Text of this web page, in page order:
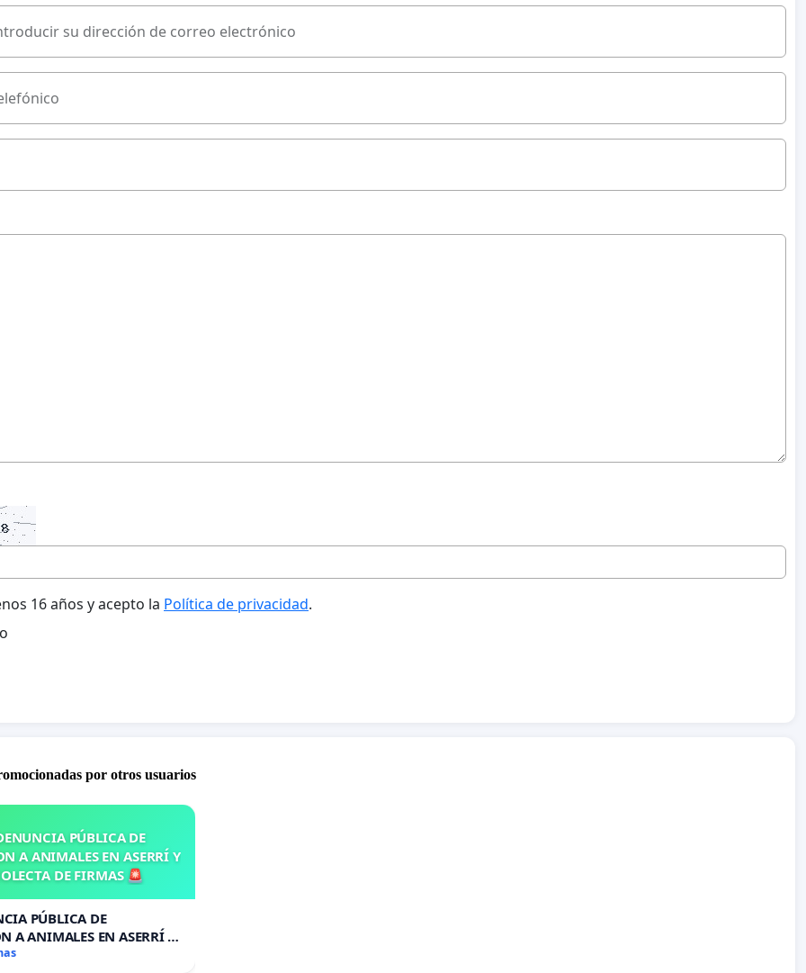
su dirección de correo electrónico
16 años y acepto la Política de privacidad.
por otros usuarios
PÚBLICA DE
A ANIMALES EN ASERRÍ Y
DE FIRMAS 🚨
PÚBLICA DE
A ANIMALES EN ASERRÍ Y
DE FIRMAS 🚨